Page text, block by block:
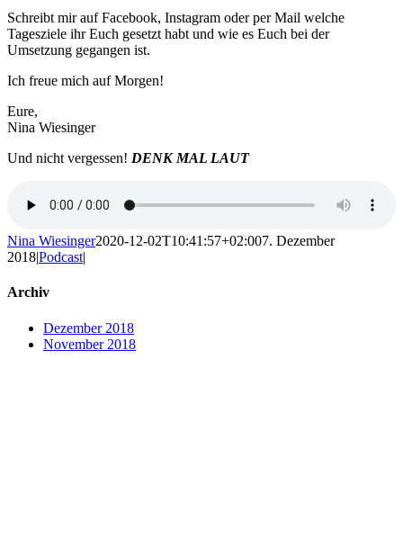
Schreibt mir auf Facebook, Instagram oder per Mail welche
Tagesziele ihr Euch gesetzt habt und wie es Euch bei der
Umsetzung gegangen ist.
Ich freue mich auf Morgen!
Eure,
Nina Wiesinger
Und nicht vergessen! DENK MAL LAUT
Nina Wiesinger2020-12-02T10:41:57+02:007. Dezember
2018|Podcast|
Archiv
Dezember 2018
November 2018